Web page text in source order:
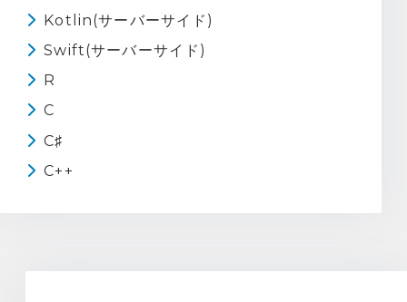
Kotlin(サーバーサイド)
Swift(サーバーサイド)
R
C
C♯
C++